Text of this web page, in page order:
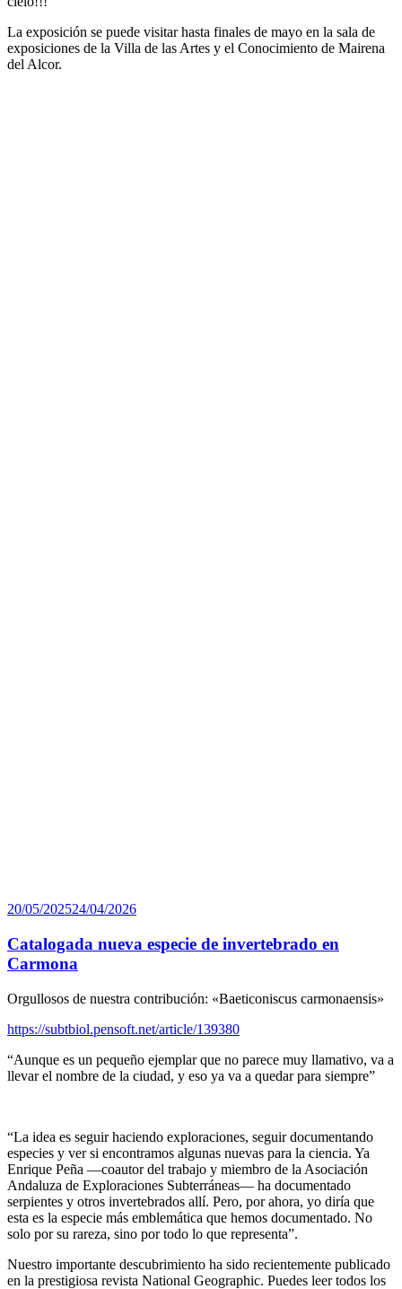
La exposición se puede visitar hasta finales de mayo en la sala de
exposiciones de la Villa de las Artes y el Conocimiento de Mairena
del Alcor.
Publicado
20/05/202524/04/2026
Catalogada nueva especie de invertebrado en
Carmona
Orgullosos de nuestra contribución: «Baeticoniscus carmonaensis»
https://subtbiol.pensoft.net/article/139380
“Aunque es un pequeño ejemplar que no parece muy llamativo, va a
llevar el nombre de la ciudad, y eso ya va a quedar para siempre”
“La idea es seguir haciendo exploraciones, seguir documentando
especies y ver si encontramos algunas nuevas para la ciencia. Ya
Enrique Peña —coautor del trabajo y miembro de la Asociación
Andaluza de Exploraciones Subterráneas— ha documentado
serpientes y otros invertebrados allí. Pero, por ahora, yo diría que
esta es la especie más emblemática que hemos documentado. No
solo por su rareza, sino por todo lo que representa”.
Nuestro importante descubrimiento ha sido recientemente publicado
en la prestigiosa revista National Geographic. Puedes leer todos los